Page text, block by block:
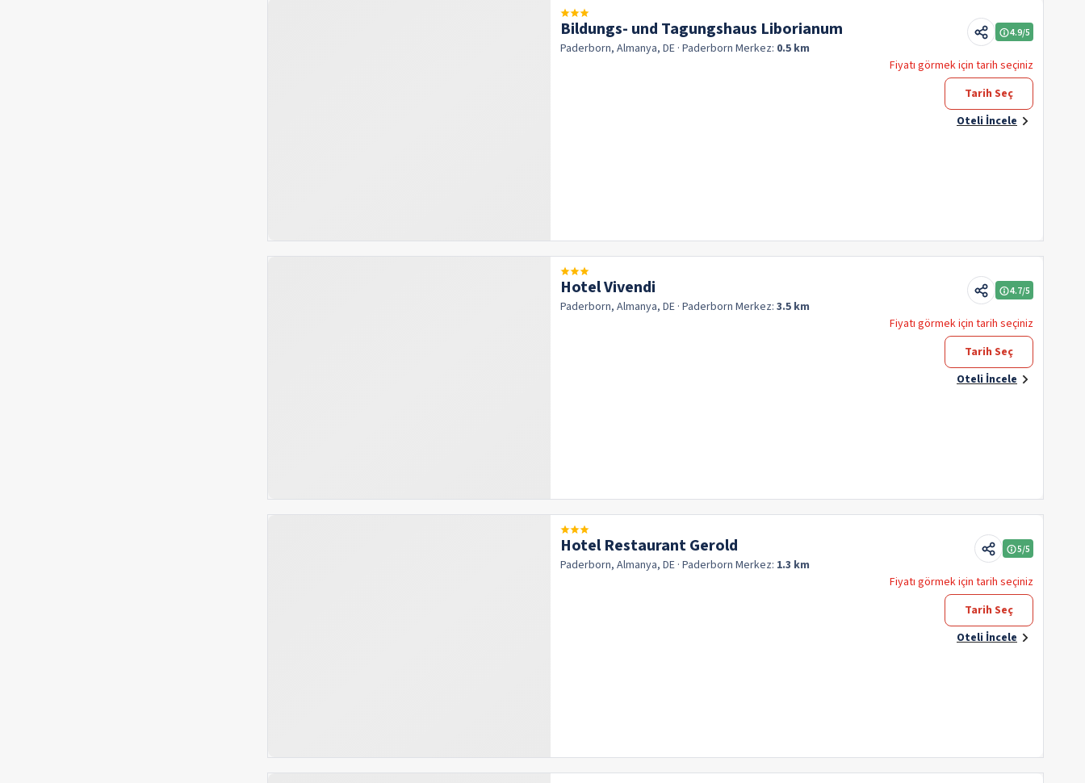
Bildungs- und Tagungshaus Liborianum
Paderborn, Almanya, DE · Paderborn Merkez: 0.5 km
4.9/5
Fiyatı görmek için tarih seçiniz
Tarih Seç
Oteli İncele
Hotel Vivendi
Paderborn, Almanya, DE · Paderborn Merkez: 3.5 km
4.7/5
Fiyatı görmek için tarih seçiniz
Tarih Seç
Oteli İncele
Hotel Restaurant Gerold
Paderborn, Almanya, DE · Paderborn Merkez: 1.3 km
5/5
Fiyatı görmek için tarih seçiniz
Tarih Seç
Oteli İncele